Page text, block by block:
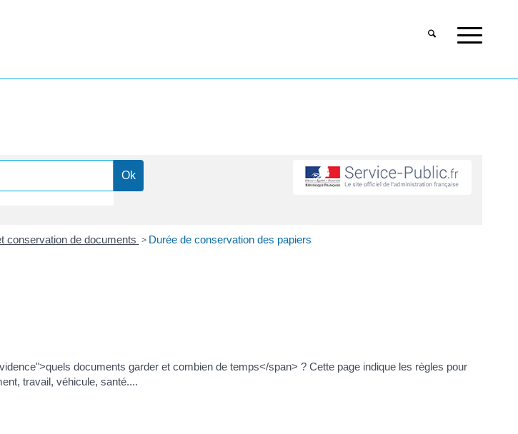
conservation de documents > Durée de conservation des papiers
documents garder et combien de temps</span> ? Cette page indique les règles pour
travail, véhicule, santé....